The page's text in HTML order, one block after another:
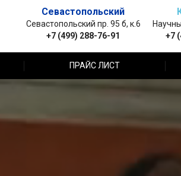
Севастопольский
Севастопольский пр. 95 б, к.6
+7 (499) 288-76-91
+7
ПРАЙС ЛИСТ